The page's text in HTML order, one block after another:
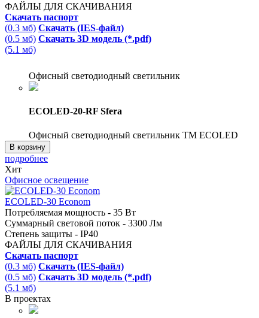
ФАЙЛЫ ДЛЯ СКАЧИВАНИЯ
Скачать паспорт
(0.3 мб) Скачать (IES-файл)
(0.5 мб) Скачать 3D модель (*.pdf)
(5.1 мб)
Офисный светодиодный светильник
ECOLED-20-RF Sfera
Офисный светодиодный светильник TM ECOLED
В корзину
подробнее
Хит
Офисное освещение
ECOLED-30 Econom
Потребляемая мощность - 35 Вт
Суммарный световой поток - 3300 Лм
Степень защиты - IP40
ФАЙЛЫ ДЛЯ СКАЧИВАНИЯ
Скачать паспорт
(0.3 мб) Скачать (IES-файл)
(0.5 мб) Скачать 3D модель (*.pdf)
(5.1 мб)
В проектах